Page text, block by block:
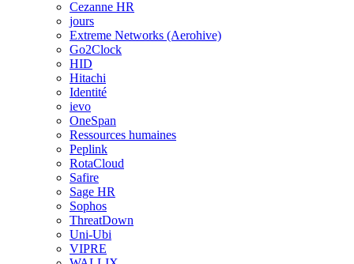
Cezanne HR
jours
Extreme Networks (Aerohive)
Go2Clock
HID
Hitachi
Identité
ievo
OneSpan
Ressources humaines
Peplink
RotaCloud
Safire
Sage HR
Sophos
ThreatDown
Uni-Ubi
VIPRE